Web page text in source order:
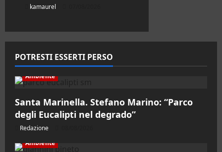
kamaurel
POTRESTI ESSERTI PERSO
Ambiente
Santa Marinella. Stefano Marino: “Parco
degli Eucalipti nel degrado”
Redazione
Ambiente